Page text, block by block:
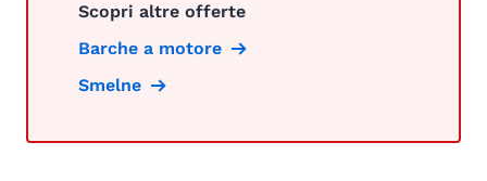
Scopri altre offerte
Barche a motore
Smelne